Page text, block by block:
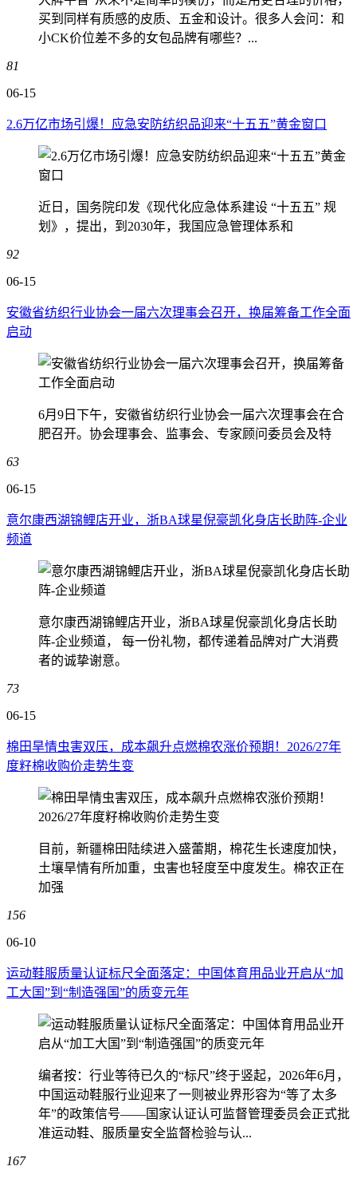
买到同样有质感的皮质、五金和设计。很多人会问：和
小CK价位差不多的女包品牌有哪些？...
81
06-15
2.6万亿市场引爆！应急安防纺织品迎来“十五五”黄金窗口
近日，国务院印发《现代化应急体系建设 “十五五” 规
划》，提出，到2030年，我国应急管理体系和
92
06-15
安徽省纺织行业协会一届六次理事会召开，换届筹备工作全面
启动
6月9日下午，安徽省纺织行业协会一届六次理事会在合
肥召开。协会理事会、监事会、专家顾问委员会及特
63
06-15
意尔康西湖锦鲤店开业，浙BA球星倪豪凯化身店长助阵-企业
频道
意尔康西湖锦鲤店开业，浙BA球星倪豪凯化身店长助
阵-企业频道， 每一份礼物，都传递着品牌对广大消费
者的诚挚谢意。
73
06-15
棉田旱情虫害双压，成本飙升点燃棉农涨价预期！2026/27年
度籽棉收购价走势生变
目前，新疆棉田陆续进入盛蕾期，棉花生长速度加快，
土壤旱情有所加重，虫害也轻度至中度发生。棉农正在
加强
156
06-10
运动鞋服质量认证标尺全面落定：中国体育用品业开启从“加
工大国”到“制造强国”的质变元年
编者按：行业等待已久的“标尺”终于竖起，2026年6月，
中国运动鞋服行业迎来了一则被业界形容为“等了太多
年”的政策信号——国家认证认可监督管理委员会正式批
准运动鞋、服质量安全监督检验与认...
167